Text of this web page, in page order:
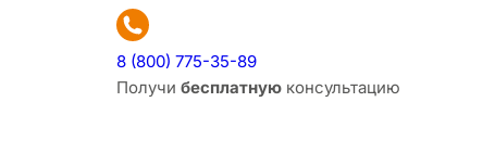
8 (800) 775-35-89
Получи бесплатную консультацию